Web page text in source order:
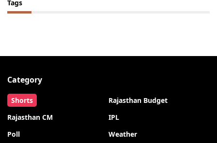
Tags
Category
Shorts
Rajasthan Budget
Rajasthan CM
IPL
Poll
Weather